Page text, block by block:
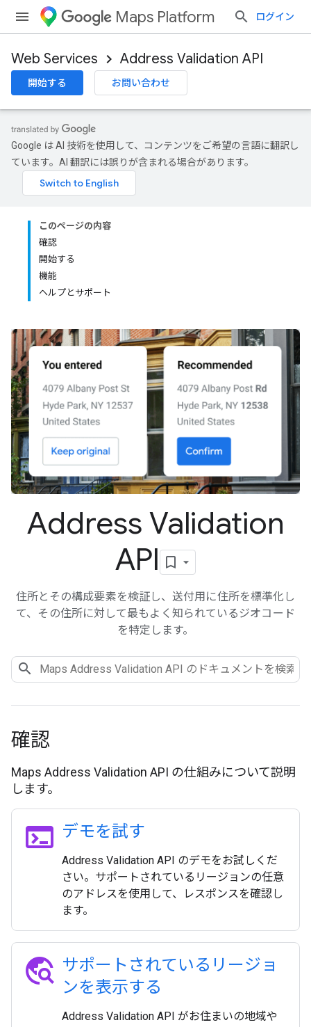
Maps Platform ログイン
Web Services Address Validation API
開始する お問い合わせ
Google は AI 技術を使用して、コンテンツをご希望の言語に翻訳し
ています。AI 翻訳には誤りが含まれる場合があります。
このページの内容
確認
開始する
機能
ヘルプとサポート
Address Validation
API
住所とその構成要素を検証し、送付用に住所を標準化し
て、その住所に対して最もよく知られているジオコード
を特定します。
確認
Maps Address Validation API の仕組みについて説明
します。
terminal デモを試す
Address Validation API のデモをお試しくだ
さい。サポートされているリージョンの任意
のアドレスを使用して、レスポンスを確認し
ます。
travel_explore サポートされているリージョ
ンを表示する
Address Validation API がお住まいの地域や